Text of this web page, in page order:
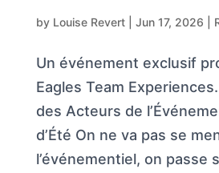
by Louise Revert| Jun 17, 2026
Un événement exclusif
Eagles Team
des Acteurs de
d’Été On ne va pas se
l’événementiel, on passe